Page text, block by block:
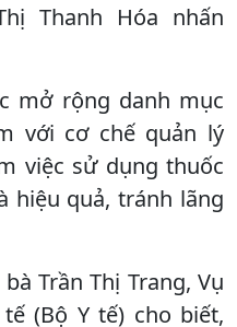
Thanh Hóa nhấn
mở rộng danh mục
với cơ chế quản lý
việc sử dụng thuốc
hiệu quả, tránh lãng
Trần Thị Trang, Vụ
(Bộ Y tế) cho biết,